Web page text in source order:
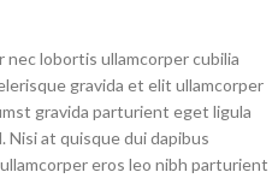
lobortis ullamcorper cubilia
gravida et elit ullamcorper
gravida parturient eget ligula
at quisque dui dapibus
eros leo nibh parturient